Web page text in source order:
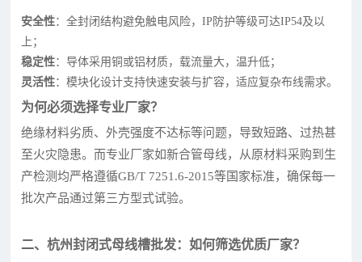
安全性：全封闭结构避免触电风险，IP防护等级可达IP54及以
上；
稳定性：导体采用铜或铝材质，载流量大，温升低；
灵活性：模块化设计支持快速安装与扩容，适应复杂布线需求。
为何必须选择专业厂家？
绝缘材料劣质、外壳强度不达标等问题，导致短路、过热甚
至火灾隐患。而专业厂家如新合管母线，从原材料采购到生
产检测均严格遵循GB/T 7251.6-2015等国家标准，确保每一
批次产品通过第三方型式试验。
二、杭州封闭式母线槽批发：如何筛选优质厂家？